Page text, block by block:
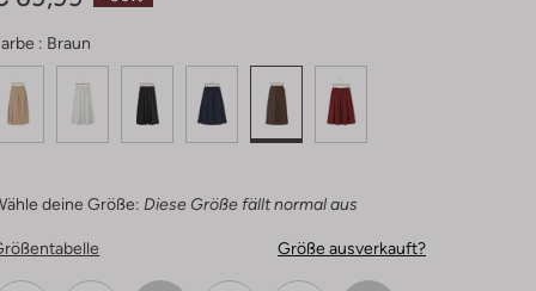
: Braun
deine Größe: Diese Größe fällt normal aus
Größe ausverkauft?